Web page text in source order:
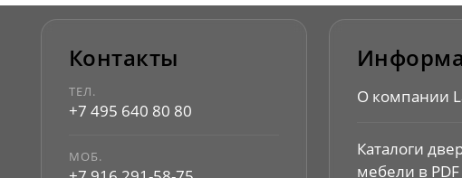
Контакты
ТЕЛ.
+7 495 640 80 80
МОБ.
О компании
Каталоги
мебели в PDF